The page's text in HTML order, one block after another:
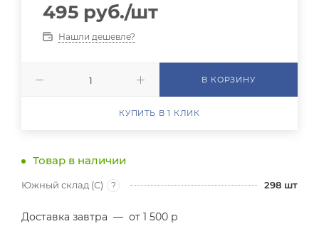
495 руб./шт
Нашли дешевле?
В КОРЗИНУ
КУПИТЬ В 1 КЛИК
Товар в наличии
Южный склад (С) ? 298 шт
Доставка завтра — от 1 500 р